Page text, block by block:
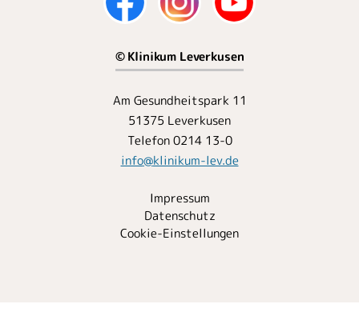
© Klinikum Leverkusen
Am Gesundheitspark 11
51375 Leverkusen
Telefon 0214 13-0
info@klinikum-lev.de
Impressum
Datenschutz
Cookie-Einstellungen